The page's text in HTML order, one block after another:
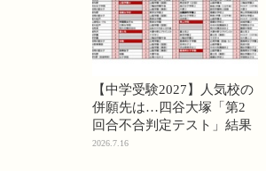
【中学受験2027】人気校の
併願先は…四谷大塚「第2
回合不合判定テスト」結果
2026.7.16